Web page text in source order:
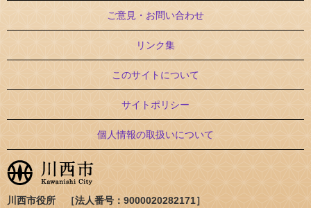
ご意見・お問い合わせ
リンク集
このサイトについて
サイトポリシー
個人情報の取扱いについて
川西市役所 ［法人番号：9000020282171］